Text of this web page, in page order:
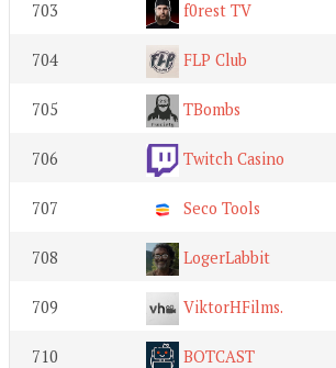
703 f0rest TV
704 FLP Club
705 TBombs
706 Twitch Casino
707 Seco Tools
708 LogerLabbit
709 ViktorHFilms.
710 BOTCAST